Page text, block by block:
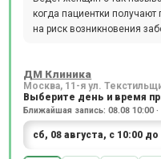
когда пациентки получают
на риск возникновения
ДМ Клиника
Москва, 11-я ул.
Выберите день и время
Ближайшая запись: 08.08 10:00 ·